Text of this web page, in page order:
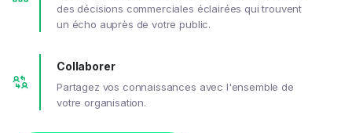
des décisions commerciales éclairées qui trouvent
un écho auprès de votre public.
Collaborer
Partagez vos connaissances avec l'ensemble de
votre organisation.